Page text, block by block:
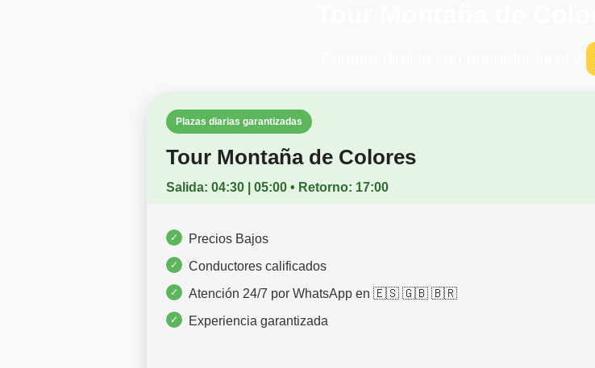
Plazas diarias garantizadas
Tour Montaña de Colores
Salida: 04:30 | 05:00 • Retorno: 17:00
Precios Bajos
Conductores calificados
Atención 24/7 por WhatsApp en 🇪🇸 🇬🇧 🇧🇷
Experiencia garantizada